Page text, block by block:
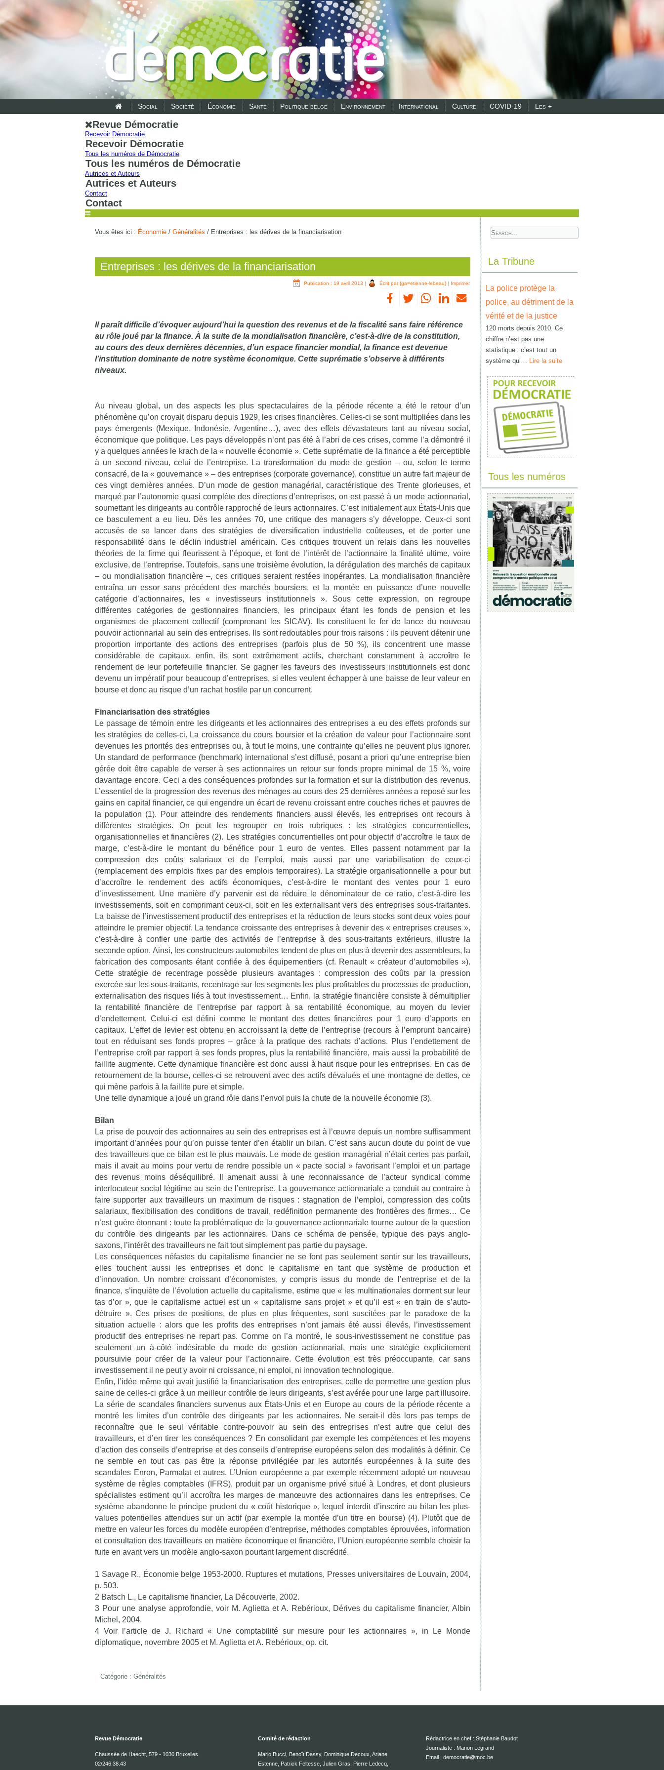
Social Société Économie Santé Politique belge Environnement International Culture COVID-19 Les +
Revue Démocratie
Recevoir Démocratie
Recevoir Démocratie
Tous les numéros de Démocratie
Tous les numéros de Démocratie
Autrices et Auteurs
Autrices et Auteurs
Contact
Contact
Vous êtes ici : Économie / Généralités / Entreprises : les dérives de la financiarisation
Entreprises : les dérives de la financiarisation
Publication : 19 avril 2013 | Écrit par {ga=etienne-lebeau} | Imprimer
Il paraît difficile d’évoquer aujourd’hui la question des revenus et de la fiscalité sans faire référence
au rôle joué par la finance. À la suite de la mondialisation financière, c’est-à-dire de la constitution,
au cours des deux dernières décennies, d’un espace financier mondial, la finance est devenue
l’institution dominante de notre système économique. Cette suprématie s’observe à différents
niveaux.
Au niveau global, un des aspects les plus spectaculaires de la période récente a été le retour d’un
phénomène qu’on croyait disparu depuis 1929, les crises financières. Celles-ci se sont multipliées dans les
pays émergents (Mexique, Indonésie, Argentine…), avec des effets dévastateurs tant au niveau social,
économique que politique. Les pays développés n’ont pas été à l’abri de ces crises, comme l’a démontré il
y a quelques années le krach de la « nouvelle économie ». Cette suprématie de la finance a été perceptible
à un second niveau, celui de l’entreprise. La transformation du mode de gestion – ou, selon le terme
consacré, de la « gouvernance » – des entreprises (corporate governance), constitue un autre fait majeur de
ces vingt dernières années. D’un mode de gestion managérial, caractéristique des Trente glorieuses, et
marqué par l’autonomie quasi complète des directions d’entreprises, on est passé à un mode actionnarial,
soumettant les dirigeants au contrôle rapproché de leurs actionnaires. C’est initialement aux États-Unis que
ce basculement a eu lieu. Dès les années 70, une critique des managers s’y développe. Ceux-ci sont
accusés de se lancer dans des stratégies de diversification industrielle coûteuses, et de porter une
responsabilité dans le déclin industriel américain. Ces critiques trouvent un relais dans les nouvelles
théories de la firme qui fleurissent à l’époque, et font de l’intérêt de l’actionnaire la finalité ultime, voire
exclusive, de l’entreprise. Toutefois, sans une troisième évolution, la dérégulation des marchés de capitaux
– ou mondialisation financière –, ces critiques seraient restées inopérantes. La mondialisation financière
entraîna un essor sans précédent des marchés boursiers, et la montée en puissance d’une nouvelle
catégorie d’actionnaires, les « investisseurs institutionnels ». Sous cette expression, on regroupe
différentes catégories de gestionnaires financiers, les principaux étant les fonds de pension et les
organismes de placement collectif (comprenant les SICAV). Ils constituent le fer de lance du nouveau
pouvoir actionnarial au sein des entreprises. Ils sont redoutables pour trois raisons : ils peuvent détenir une
proportion importante des actions des entreprises (parfois plus de 50 %), ils concentrent une masse
considérable de capitaux, enfin, ils sont extrêmement actifs, cherchant constamment à accroître le
rendement de leur portefeuille financier. Se gagner les faveurs des investisseurs institutionnels est donc
devenu un impératif pour beaucoup d’entreprises, si elles veulent échapper à une baisse de leur valeur en
bourse et donc au risque d’un rachat hostile par un concurrent.
Financiarisation des stratégies
Le passage de témoin entre les dirigeants et les actionnaires des entreprises a eu des effets profonds sur
les stratégies de celles-ci. La croissance du cours boursier et la création de valeur pour l’actionnaire sont
devenues les priorités des entreprises ou, à tout le moins, une contrainte qu’elles ne peuvent plus ignorer.
Un standard de performance (benchmark) international s’est diffusé, posant a priori qu’une entreprise bien
gérée doit être capable de verser à ses actionnaires un retour sur fonds propre minimal de 15 %, voire
davantage encore. Ceci a des conséquences profondes sur la formation et sur la distribution des revenus.
L’essentiel de la progression des revenus des ménages au cours des 25 dernières années a reposé sur les
gains en capital financier, ce qui engendre un écart de revenu croissant entre couches riches et pauvres de
la population (1). Pour atteindre des rendements financiers aussi élevés, les entreprises ont recours à
différentes stratégies. On peut les regrouper en trois rubriques : les stratégies concurrentielles,
organisationnelles et financières (2). Les stratégies concurrentielles ont pour objectif d’accroître le taux de
marge, c’est-à-dire le montant du bénéfice pour 1 euro de ventes. Elles passent notamment par la
compression des coûts salariaux et de l’emploi, mais aussi par une variabilisation de ceux-ci
(remplacement des emplois fixes par des emplois temporaires). La stratégie organisationnelle a pour but
d’accroître le rendement des actifs économiques, c’est-à-dire le montant des ventes pour 1 euro
d’investissement. Une manière d’y parvenir est de réduire le dénominateur de ce ratio, c’est-à-dire les
investissements, soit en comprimant ceux-ci, soit en les externalisant vers des entreprises sous-traitantes.
La baisse de l’investissement productif des entreprises et la réduction de leurs stocks sont deux voies pour
atteindre le premier objectif. La tendance croissante des entreprises à devenir des « entreprises creuses »,
c’est-à-dire à confier une partie des activités de l’entreprise à des sous-traitants extérieurs, illustre la
seconde option. Ainsi, les constructeurs automobiles tendent de plus en plus à devenir des assembleurs, la
fabrication des composants étant confiée à des équipementiers (cf. Renault « créateur d’automobiles »).
Cette stratégie de recentrage possède plusieurs avantages : compression des coûts par la pression
exercée sur les sous-traitants, recentrage sur les segments les plus profitables du processus de production,
externalisation des risques liés à tout investissement… Enfin, la stratégie financière consiste à démultiplier
la rentabilité financière de l’entreprise par rapport à sa rentabilité économique, au moyen du levier
d’endettement. Celui-ci est défini comme le montant des dettes financières pour 1 euro d’apports en
capitaux. L’effet de levier est obtenu en accroissant la dette de l’entreprise (recours à l’emprunt bancaire)
tout en réduisant ses fonds propres – grâce à la pratique des rachats d’actions. Plus l’endettement de
l’entreprise croît par rapport à ses fonds propres, plus la rentabilité financière, mais aussi la probabilité de
faillite augmente. Cette dynamique financière est donc aussi à haut risque pour les entreprises. En cas de
retournement de la bourse, celles-ci se retrouvent avec des actifs dévalués et une montagne de dettes, ce
qui mène parfois à la faillite pure et simple.
Une telle dynamique a joué un grand rôle dans l’envol puis la chute de la nouvelle économie (3).
Bilan
La prise de pouvoir des actionnaires au sein des entreprises est à l’œuvre depuis un nombre suffisamment
important d’années pour qu’on puisse tenter d’en établir un bilan. C’est sans aucun doute du point de vue
des travailleurs que ce bilan est le plus mauvais. Le mode de gestion managérial n’était certes pas parfait,
mais il avait au moins pour vertu de rendre possible un « pacte social » favorisant l’emploi et un partage
des revenus moins déséquilibré. Il amenait aussi à une reconnaissance de l’acteur syndical comme
interlocuteur social légitime au sein de l’entreprise. La gouvernance actionnariale a conduit au contraire à
faire supporter aux travailleurs un maximum de risques : stagnation de l’emploi, compression des coûts
salariaux, flexibilisation des conditions de travail, redéfinition permanente des frontières des firmes… Ce
n’est guère étonnant : toute la problématique de la gouvernance actionnariale tourne autour de la question
du contrôle des dirigeants par les actionnaires. Dans ce schéma de pensée, typique des pays anglo-
saxons, l’intérêt des travailleurs ne fait tout simplement pas partie du paysage.
Les conséquences néfastes du capitalisme financier ne se font pas seulement sentir sur les travailleurs,
elles touchent aussi les entreprises et donc le capitalisme en tant que système de production et
d’innovation. Un nombre croissant d’économistes, y compris issus du monde de l’entreprise et de la
finance, s’inquiète de l’évolution actuelle du capitalisme, estime que « les multinationales dorment sur leur
tas d’or », que le capitalisme actuel est un « capitalisme sans projet » et qu’il est « en train de s’auto-
détruire ». Ces prises de positions, de plus en plus fréquentes, sont suscitées par le paradoxe de la
situation actuelle : alors que les profits des entreprises n’ont jamais été aussi élevés, l’investissement
productif des entreprises ne repart pas. Comme on l’a montré, le sous-investissement ne constitue pas
seulement un à-côté indésirable du mode de gestion actionnarial, mais une stratégie explicitement
poursuivie pour créer de la valeur pour l’actionnaire. Cette évolution est très préoccupante, car sans
investissement il ne peut y avoir ni croissance, ni emploi, ni innovation technologique.
Enfin, l’idée même qui avait justifié la financiarisation des entreprises, celle de permettre une gestion plus
saine de celles-ci grâce à un meilleur contrôle de leurs dirigeants, s’est avérée pour une large part illusoire.
La série de scandales financiers survenus aux États-Unis et en Europe au cours de la période récente a
montré les limites d’un contrôle des dirigeants par les actionnaires. Ne serait-il dès lors pas temps de
reconnaître que le seul véritable contre-pouvoir au sein des entreprises n’est autre que celui des
travailleurs, et d’en tirer les conséquences ? En consolidant par exemple les compétences et les moyens
d’action des conseils d’entreprise et des conseils d’entreprise européens selon des modalités à définir. Ce
ne semble en tout cas pas être la réponse privilégiée par les autorités européennes à la suite des
scandales Enron, Parmalat et autres. L’Union européenne a par exemple récemment adopté un nouveau
système de règles comptables (IFRS), produit par un organisme privé situé à Londres, et dont plusieurs
spécialistes estiment qu’il accroîtra les marges de manœuvre des actionnaires dans les entreprises. Ce
système abandonne le principe prudent du « coût historique », lequel interdit d’inscrire au bilan les plus-
values potentielles attendues sur un actif (par exemple la montée d’un titre en bourse) (4). Plutôt que de
mettre en valeur les forces du modèle européen d’entreprise, méthodes comptables éprouvées, information
et consultation des travailleurs en matière économique et financière, l’Union européenne semble choisir la
fuite en avant vers un modèle anglo-saxon pourtant largement discrédité.
1 Savage R., Économie belge 1953-2000. Ruptures et mutations, Presses universitaires de Louvain, 2004,
p. 503.
2 Batsch L., Le capitalisme financier, La Découverte, 2002.
3 Pour une analyse approfondie, voir M. Aglietta et A. Rebérioux, Dérives du capitalisme financier, Albin
Michel, 2004.
4 Voir l’article de J. Richard « Une comptabilité sur mesure pour les actionnaires », in Le Monde
diplomatique, novembre 2005 et M. Aglietta et A. Rebérioux, op. cit.
Catégorie : Généralités
La Tribune
La police protège la
police, au détriment de la
vérité et de la justice
120 morts depuis 2010. Ce
chiffre n’est pas une
statistique : c’est tout un
système qui… Lire la suite
Tous les numéros
Revue Démocratie
Chaussée de Haecht, 579 - 1030 Bruxelles
02/246.38.43
Comité de rédaction
Mario Bucci, Benoît Dassy, Dominique Decoux, Ariane
Estenne, Patrick Feltesse, Julien Gras, Pierre Ledecq,
Rédactrice en chef : Stéphanie Baudot
Journaliste : Manon Legrand
Email : democratie@moc.be